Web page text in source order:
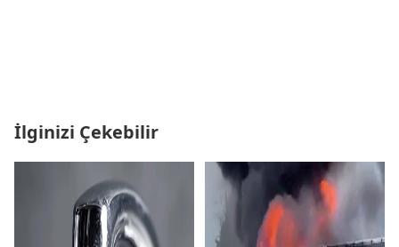
İlginizi Çekebilir